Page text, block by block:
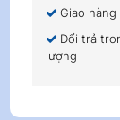
Giao hàng
Đổi trả
lượng